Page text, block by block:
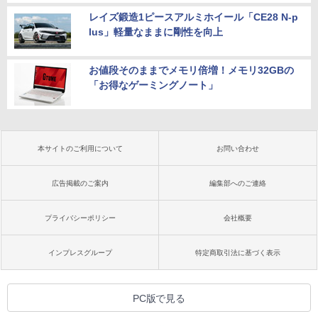
レイズ鍛造1ピースアルミホイール「CE28 N-p
lus」軽量なままに剛性を向上
お値段そのままでメモリ倍増！メモリ32GBの
「お得なゲーミングノート」
本サイトのご利用について お問い合わせ
広告掲載のご案内 編集部へのご連絡
プライバシーポリシー 会社概要
インプレスグループ 特定商取引法に基づく表示
PC版で見る